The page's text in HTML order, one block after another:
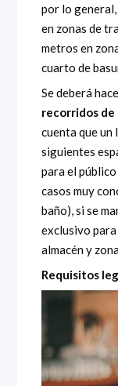
por lo
en zonas de
metros en
cuarto de
Se deberá
recorridos de
cuenta que un
siguientes
para el
casos muy
baño), si se
exclusivo para
almacén y
Requisitos